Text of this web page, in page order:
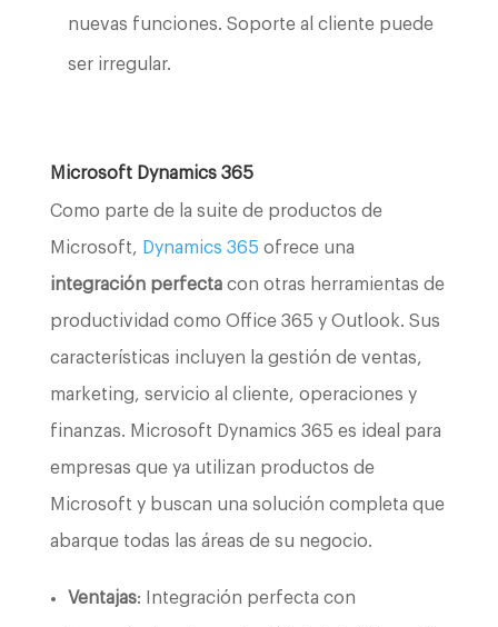
nuevas funciones. Soporte al cliente puede
ser irregular.
Microsoft Dynamics 365
Como parte de la suite de productos de
Microsoft, Dynamics 365 ofrece una
integración perfectacon otras herramientas de
productividad como Office 365 y Outlook. Sus
características incluyen la gestión de ventas,
marketing, servicio al cliente, operaciones y
finanzas. Microsoft Dynamics 365 es ideal para
empresas que ya utilizan productos de
Microsoft y buscan una solución completa que
abarque todas las áreas de su negocio.
Ventajas: Integración perfecta con